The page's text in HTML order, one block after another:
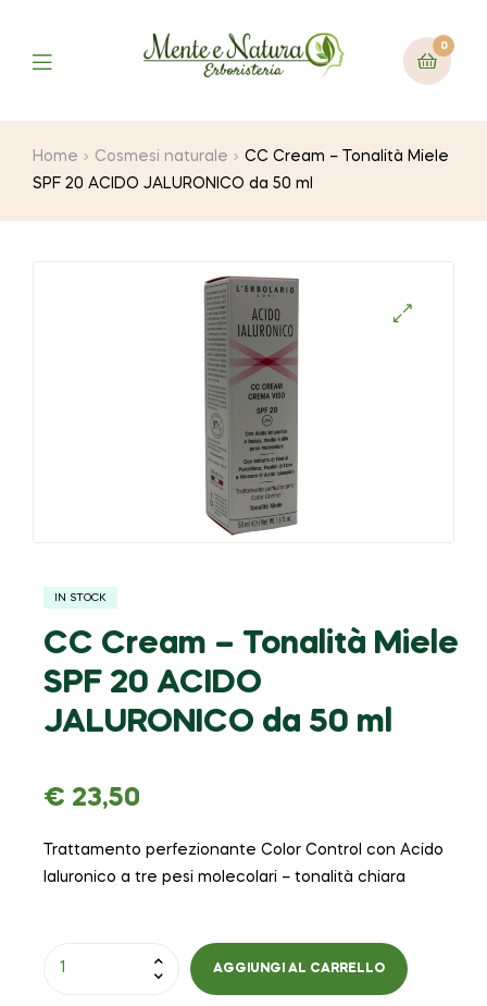
0
Home Cosmesi naturale
CC Cream – Tonalità Miele
SPF 20 ACIDO JALURONICO da 50 ml
IN STOCK
CC Cream – Tonalità Miele
SPF 20 ACIDO
JALURONICO da 50 ml
€ 23,50
Trattamento perfezionante Color Control con Acido
Ialuronico a tre pesi molecolari – tonalità chiara
AGGIUNGI AL CARRELLO